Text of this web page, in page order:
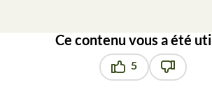
Ce contenu vous a été
5